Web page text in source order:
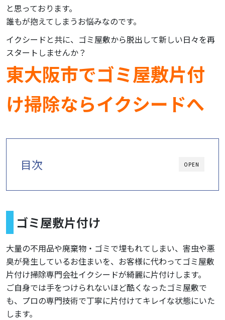
と思っております。
誰もが抱えてしまうお悩みなのです。
イクシードと共に、ゴミ屋敷から脱出して新しい日々を再
スタートしませんか？
東大阪市でゴミ屋敷片付
け掃除ならイクシードへ
OPEN
目次
ゴミ屋敷片付け
大量の不用品や廃棄物・ゴミで埋もれてしまい、害虫や悪
臭が発生しているお住まいを、お客様に代わってゴミ屋敷
片付け掃除専門会社イクシードが綺麗に片付けします。
ご自身では手をつけられないほど酷くなったゴミ屋敷で
も、プロの専門技術で丁寧に片付けてキレイな状態にいた
します。